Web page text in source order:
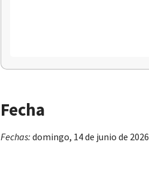
Fecha
Fechas: domingo, 14 de junio de 2026